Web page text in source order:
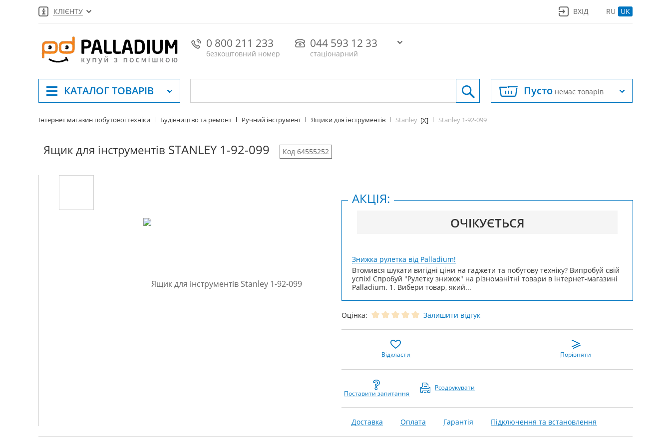
КЛІЄНТУ RU UK
ВХІД
0 800 211 233
безкоштовний номер
044 593 12 33
стаціонарний
КАТАЛОГТОВАРІВ Пусто немає товарів
Інтернет магазин побутової техніки Будівництво та ремонт Ручний інструмент Ящики для інструментів Stanley [X] Stanley 1-92-099
Ящик для інструментів STANLEY 1-92-099 Код 64555252
ОЧІКУЄТЬСЯ
АКЦІЯ:
Знижка рулетка від Palladium!
Втомився шукати вигідні ціни на гаджети та побутову техніку? Випробуй свій
успіх! Спробуй "Рулетку знижок" на різноманітні товари в інтернет-магазині
Palladium. 1. Вибери товар, який...
Оцінка: Залишити відгук
Відкласти Порівняти
Поставити запитання
Роздрукувати
Доставка Оплата Гарантія Підключення та встановлення